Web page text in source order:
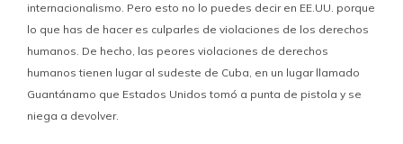
internacionalismo. Pero esto no lo puedes decir en EE.UU. porque
lo que has de hacer es culparles de violaciones de los derechos
humanos. De hecho, las peores violaciones de derechos
humanos tienen lugar al sudeste de Cuba, en un lugar llamado
Guantánamo que Estados Unidos tomó a punta de pistola y se
niega a devolver.